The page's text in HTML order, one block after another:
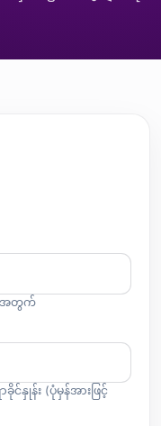
ေအတွက်
နှုန်း (ပုံမှန်အားဖြင့်